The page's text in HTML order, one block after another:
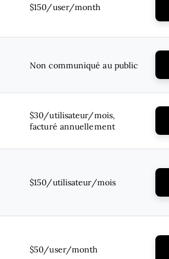
$150/user/month
Non communiqué au public
$30/utilisateur/mois,
facturé annuellement
$150/utilisateur/mois
$50/user/month